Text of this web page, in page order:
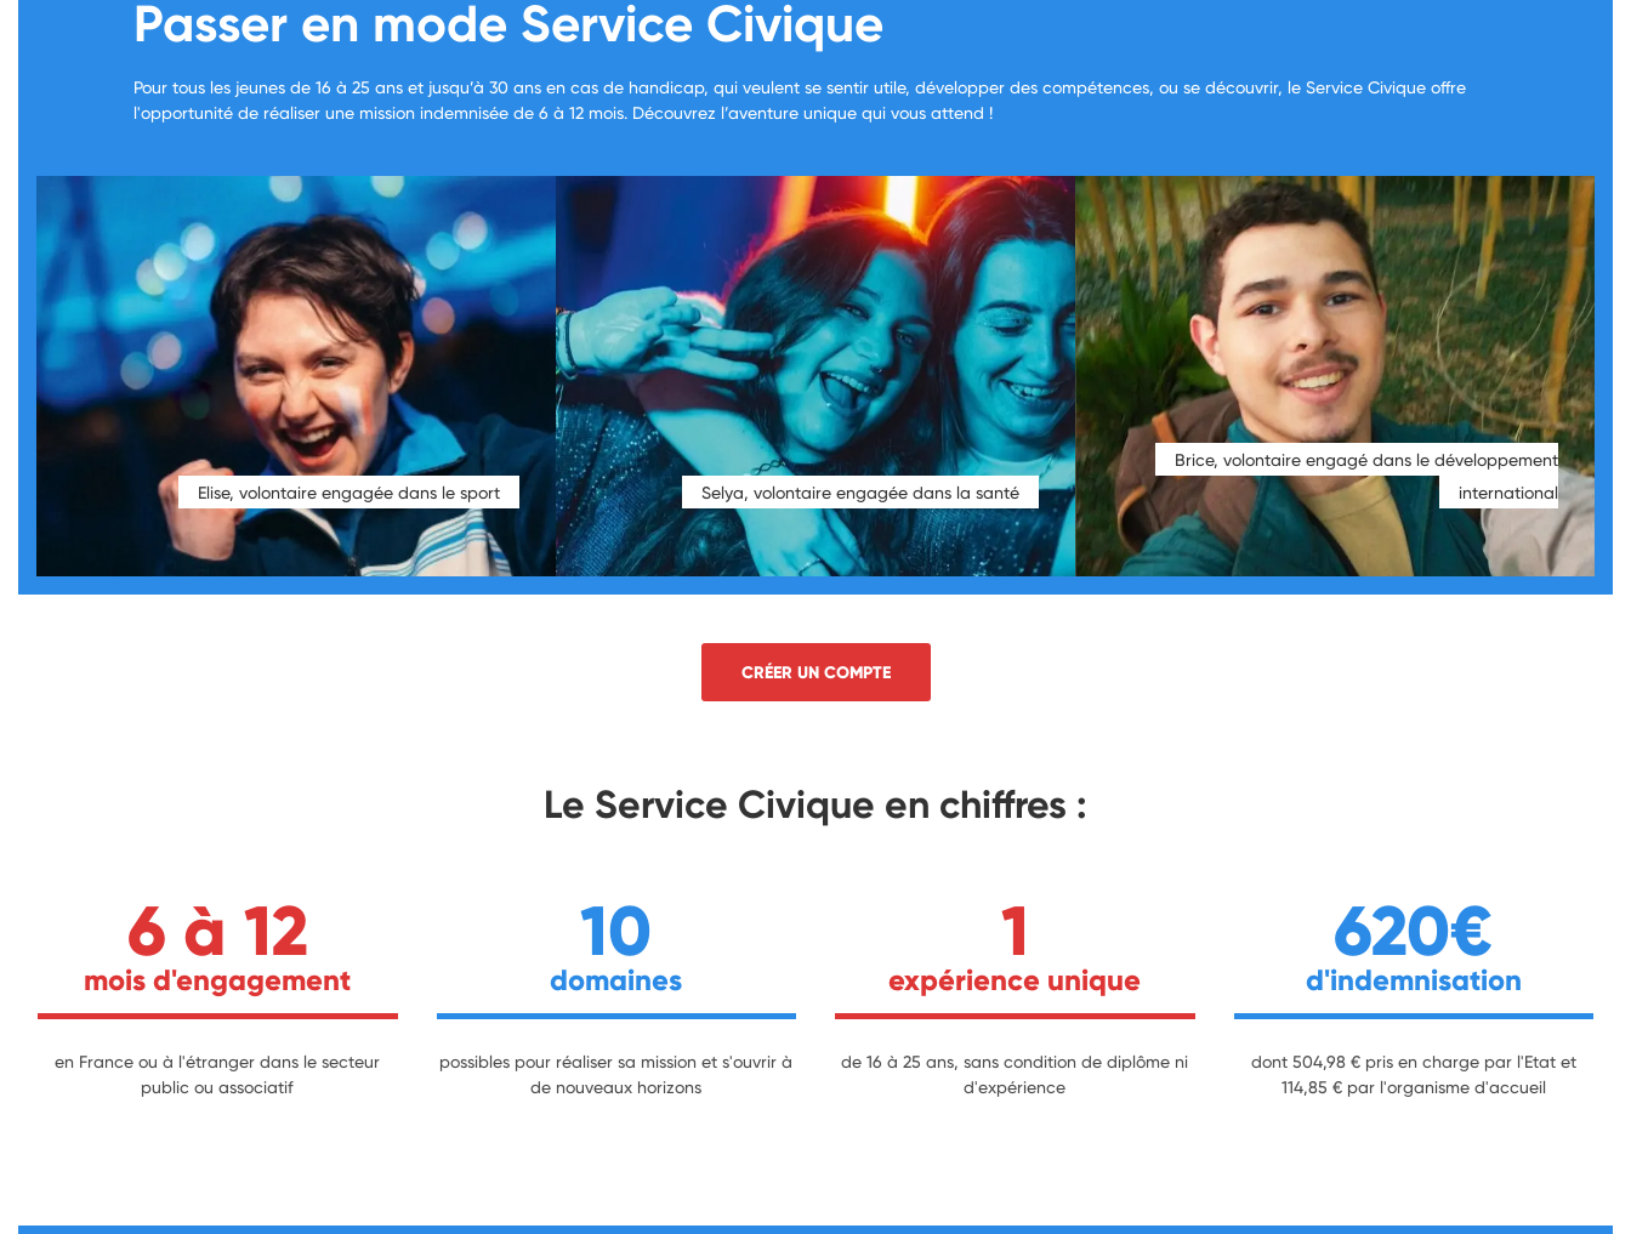
Passer en mode Service Civique
Pour tous les jeunes de 16 à 25 ans et jusqu’à 30 ans en cas de handicap, qui veulent se sentir utile, développer des compétences, ou se découvrir, le Service Civique offre
l'opportunité de réaliser une mission indemnisée de 6 à 12 mois. Découvrez l’aventure unique qui vous attend !
Elise, volontaire engagée dans le sport Selya, volontaire engagée dans la santé
Brice, volontaire engagé dans le développement
international
CRÉER UN COMPTE
Le Service Civique en chiffres :
6 à 12
mois d'engagement
en France ou à l'étranger dans le secteur
public ou associatif
10
domaines
possibles pour réaliser sa mission et s'ouvrir à
de nouveaux horizons
1
expérience unique
de 16 à 25 ans, sans condition de diplôme ni
d'expérience
620€
d'indemnisation
dont 504,98 € pris en charge par l'Etat et
114,85 € par l'organisme d'accueil